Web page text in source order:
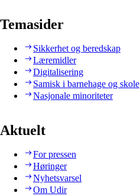
Temasider
Sikkerhet og beredskap
Læremidler
Digitalisering
Samisk i barnehage og skole
Nasjonale minoriteter
Aktuelt
For pressen
Høringer
Nyhetsvarsel
Om Udir